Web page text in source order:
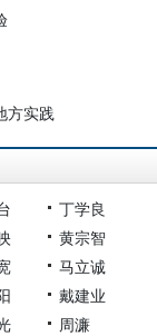
方实践
丁学良
黄宗智
马立诚
戴建业
周濂